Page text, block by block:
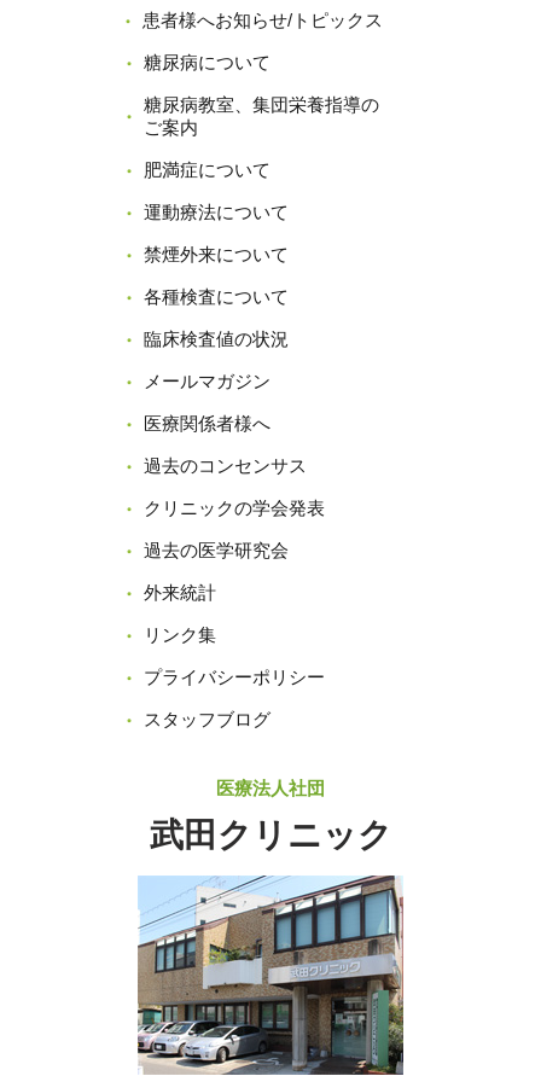
患者様へお知らせ/トピックス
糖尿病について
糖尿病教室、集団栄養指導の
ご案内
肥満症について
運動療法について
禁煙外来について
各種検査について
臨床検査値の状況
メールマガジン
医療関係者様へ
過去のコンセンサス
クリニックの学会発表
過去の医学研究会
外来統計
リンク集
プライバシーポリシー
スタッフブログ
医療法人社団
武田クリニック